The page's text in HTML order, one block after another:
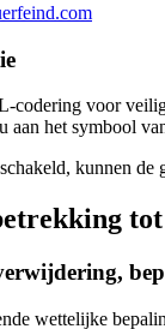
codering voor
aan het symbool
kunnen de
tot
wettelijke